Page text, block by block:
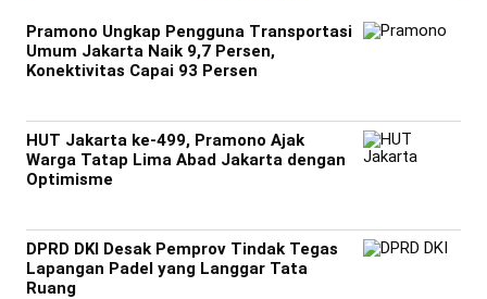
Pramono Ungkap Pengguna Transportasi
Umum Jakarta Naik 9,7 Persen,
Konektivitas Capai 93 Persen
HUT Jakarta ke-499, Pramono Ajak
Warga Tatap Lima Abad Jakarta dengan
Optimisme
DPRD DKI Desak Pemprov Tindak Tegas
Lapangan Padel yang Langgar Tata
Ruang